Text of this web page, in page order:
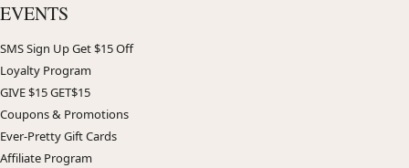
EVENTS
SMS Sign Up Get $15 Off
Loyalty Program
GIVE $15 GET$15
Coupons & Promotions
Ever-Pretty Gift Cards
Affiliate Program